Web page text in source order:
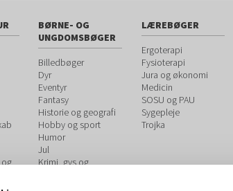
BØRNE- OG
UNGDOMSBØGER
Billedbøger
Dyr
Eventyr
Fantasy
Historie og geografi
Hobby og sport
Humor
Jul
Krimi, gys og
LÆREBØGER
Ergoterapi
Fysioterapi
Jura og økonomi
Medicin
SOSU og PAU
Sygepleje
Trojka